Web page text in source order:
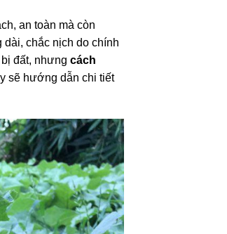
an toàn mà còn
chắc nịch do chính
đất, nhưng cách
sẽ hướng dẫn chi tiết